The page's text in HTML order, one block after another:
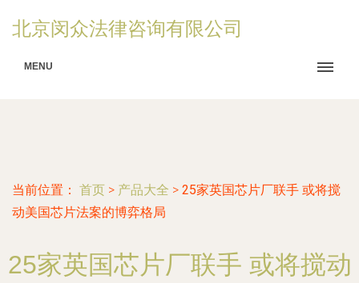
北京闵众法律咨询有限公司
MENU
当前位置： 首页 > 产品大全 > 25家英国芯片厂联手 或将搅
动美国芯片法案的博弈格局
25家英国芯片厂联手 或将搅动